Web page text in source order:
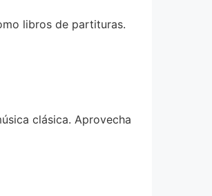
libros de partituras.
clásica. Aprovecha